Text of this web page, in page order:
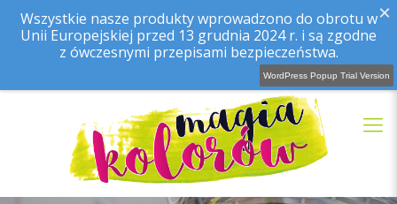
Wszystkie nasze produkty wprowadzono do obrotu w
Unii Europejskiej przed 13 grudnia 2024 r. i są zgodne
z ówczesnymi przepisami bezpieczeństwa.
×
WordPress Popup Trial Version